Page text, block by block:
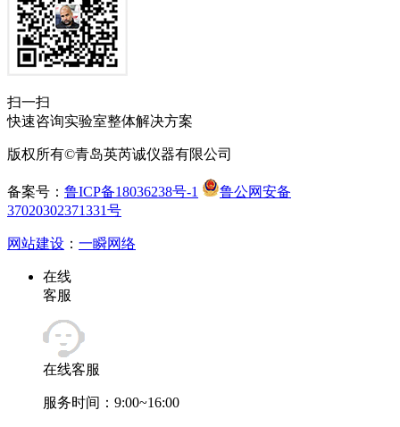
扫一扫
快速咨询实验室整体解决方案
版权所有©青岛英芮诚仪器有限公司
备案号： 鲁ICP备18036238号-1
鲁公网安备
37020302371331号
网站建设 ： 一瞬网络
在线
客服
在线客服
服务时间：9:00~16:00